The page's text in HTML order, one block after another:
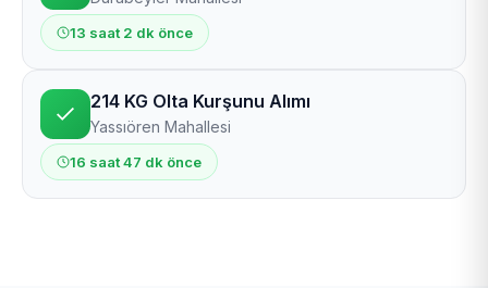
13 saat 2 dk önce
214 KG Olta Kurşunu Alımı
Yassıören Mahallesi
16 saat 47 dk önce